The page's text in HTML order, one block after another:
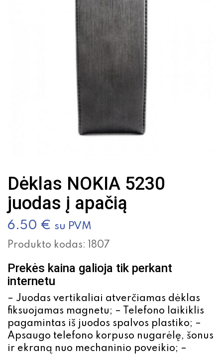
Dėklas NOKIA 5230
juodas į apačią
6.50 € su PVM
Produkto kodas: 1807
Prekės kaina galioja tik perkant
internetu
– Juodas vertikaliai atverčiamas dėklas
fiksuojamas magnetu; – Telefono laikiklis
pagamintas iš juodos spalvos plastiko; –
Apsaugo telefono korpuso nugarėlę, šonus
ir ekraną nuo mechaninio poveikio; –